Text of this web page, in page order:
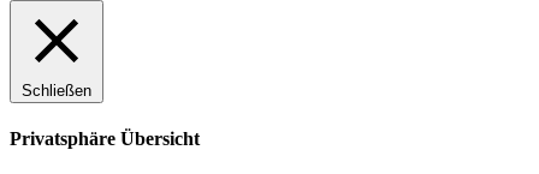
Schließen
Privatsphäre Übersicht